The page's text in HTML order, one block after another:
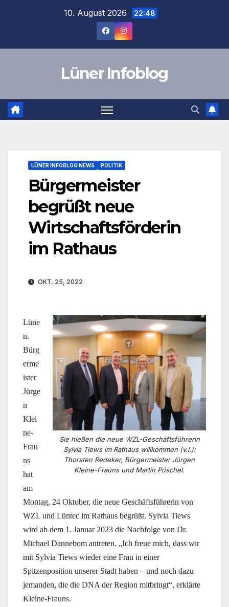
10. August 2026 22:48
Lüner Infoblog
LÜNER INFOBLOG NEWS POLITIK
Bürgermeister
begrüßt neue
Wirtschaftsförderin
im Rathaus
OKT. 25, 2022
Sie hießen die neue WZL-Geschäftsführerin
Sylvia Tiews im Rathaus willkommen (v.l.):
Thorsten Redeker, Bürgermeister Jürgen
Kleine-Frauns und Martin Püschel.
Lüne
n.
Bürg
erme
ister
Jürge
n
Klei
ne-
Frau
ns
hat
am
Montag, 24 Oktober, die neue Geschäftsführerin von
WZL und Lüntec im Rathaus begrüßt. Sylvia Tiews
wird ab dem 1. Januar 2023 die Nachfolge von Dr.
Michael Dannebom antreten. „Ich freue mich, dass wir
mit Sylvia Tiews wieder eine Frau in einer
Spitzenposition unserer Stadt haben – und noch dazu
jemanden, die die DNA der Region mitbringt“, erklärte
Kleine-Frauns.